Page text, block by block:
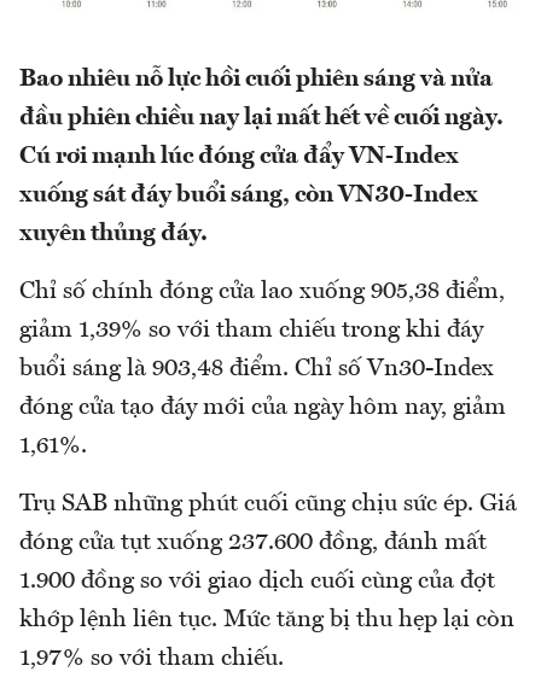
Bao nhiêu nỗ lực hồi cuối phiên sáng và nửa
đầu phiên chiều nay lại mất hết về cuối ngày.
Cú rơi mạnh lúc đóng cửa đẩy VN-Index
xuống sát đáy buổi sáng, còn VN30-Index
xuyên thủng đáy.
Chỉ số chính đóng cửa lao xuống 905,38 điểm,
giảm 1,39% so với tham chiếu trong khi đáy
buổi sáng là 903,48 điểm. Chỉ số Vn30-Index
đóng cửa tạo đáy mới của ngày hôm nay, giảm
1,61%.
Trụ SAB những phút cuối cũng chịu sức ép. Giá
đóng cửa tụt xuống 237.600 đồng, đánh mất
1.900 đồng so với giao dịch cuối cùng của đợt
khớp lệnh liên tục. Mức tăng bị thu hẹp lại còn
1,97% so với tham chiếu.